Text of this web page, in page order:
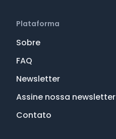
Plataforma
Sobre
FAQ
Newsletter
Assine nossa newsletter
Contato